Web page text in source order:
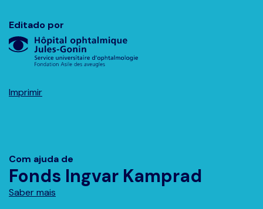
Editado por
Imprimir
Com ajuda de
Fonds Ingvar Kamprad
Saber mais